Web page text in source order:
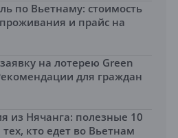
по Вьетнаму: стоимость
и прайс на
на лотерею Green
для граждан
из Нячанга: полезные 10
тех, кто едет во Вьетнам